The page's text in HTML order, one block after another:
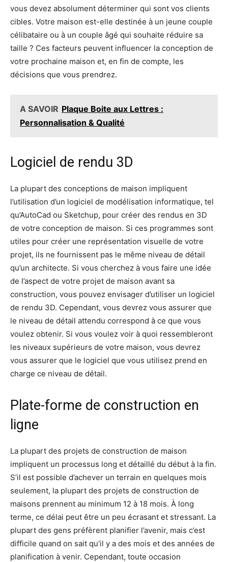
vous devez absolument déterminer qui sont vos clients
cibles. Votre maison est-elle destinée à un jeune couple
célibataire ou à un couple âgé qui souhaite réduire sa
taille ? Ces facteurs peuvent influencer la conception de
votre prochaine maison et, en fin de compte, les
décisions que vous prendrez.
A SAVOIR Plaque Boite aux Lettres :
Personnalisation & Qualité
Logiciel de rendu 3D
La plupart des conceptions de maison impliquent
l’utilisation d’un logiciel de modélisation informatique, tel
qu’AutoCad ou Sketchup, pour créer des rendus en 3D
de votre conception de maison. Si ces programmes sont
utiles pour créer une représentation visuelle de votre
projet, ils ne fournissent pas le même niveau de détail
qu’un architecte. Si vous cherchez à vous faire une idée
de l’aspect de votre projet de maison avant sa
construction, vous pouvez envisager d’utiliser un logiciel
de rendu 3D. Cependant, vous devrez vous assurer que
le niveau de détail attendu correspond à ce que vous
voulez obtenir. Si vous voulez voir à quoi ressembleront
les niveaux supérieurs de votre maison, vous devrez
vous assurer que le logiciel que vous utilisez prend en
charge ce niveau de détail.
Plate-forme de construction en
ligne
La plupart des projets de construction de maison
impliquent un processus long et détaillé du début à la fin.
S’il est possible d’achever un terrain en quelques mois
seulement, la plupart des projets de construction de
maisons prennent au minimum 12 à 18 mois. À long
terme, ce délai peut être un peu écrasant et stressant. La
plupart des gens préfèrent planifier l’avenir, mais c’est
difficile quand on sait qu’il y a des mois et des années de
planification à venir. Cependant, toute occasion